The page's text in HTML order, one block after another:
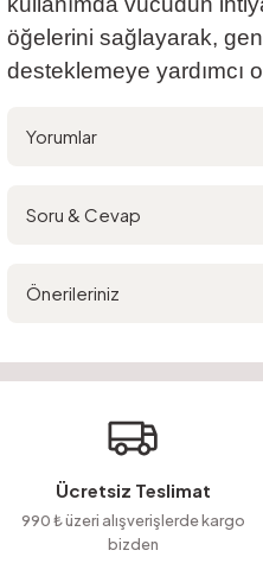
öğelerini sağlayarak,
desteklemeye yardımcı
Yorumlar
Soru & Cevap
Önerileriniz
Görüş ve önerileriniz için teşekkür
Ürün resmi kalitesiz, bozuk veya
Ürün açıklamasında eksik
Ürün bilgilerinde hatalar
Ücretsiz Teslimat
990 ₺ üzeri alışverişlerde kargo
bizden